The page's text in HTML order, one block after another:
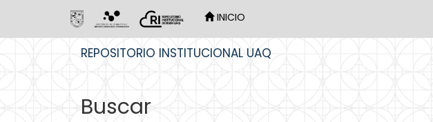
INICIO
REPOSITORIO INSTITUCIONAL UAQ
Buscar